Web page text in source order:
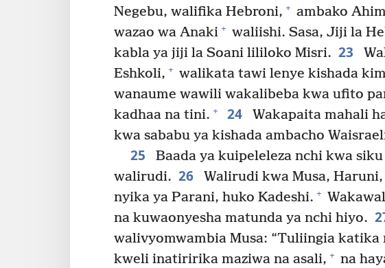
Negebu, walifika Hebroni, + ambako
wazao wa Anaki + waliishi. Sasa, Jiji la
kabla ya jiji la Soani lililoko Misri. 23
Eshkoli, + walikata tawi lenye kishada
wanaume wawili wakalibeba kwa ufito
kadhaa na tini. + 24 Wakapaita mahali
kwa sababu ya kishada ambacho
25 Baada ya kuipeleleza nchi kwa siku
walirudi. 26
Walirudi kwa Musa,
nyika ya Parani, huko Kadeshi. +
na kuwaonyesha matunda ya nchi hiyo.
walivyomwambia Musa: “Tuliingia
kweli inatiririka maziwa na asali, + na